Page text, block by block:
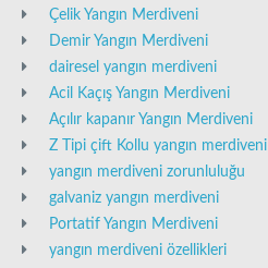
Çelik Yangın Merdiveni
Demir Yangın Merdiveni
dairesel yangın merdiveni
Acil Kaçış Yangın Merdiveni
Açılır kapanır Yangın Merdiveni
Z Tipi çift Kollu yangın merdiveni
yangın merdiveni zorunluluğu
galvaniz yangın merdiveni
Portatif Yangın Merdiveni
yangın merdiveni özellikleri